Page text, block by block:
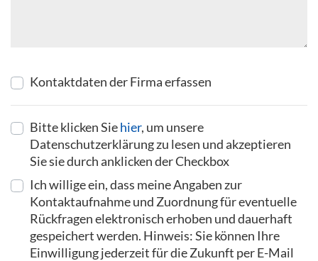
Kontaktdaten der Firma erfassen
Bitte klicken Siehier, um unsere
Datenschutzerklärung zu lesen und akzeptieren
Sie sie durch anklicken der Checkbox
Ich willige ein, dass meine Angaben zur
Kontaktaufnahme und Zuordnung für eventuelle
Rückfragen elektronisch erhoben und dauerhaft
gespeichert werden. Hinweis: Sie können Ihre
Einwilligung jederzeit für die Zukunft per E-Mail